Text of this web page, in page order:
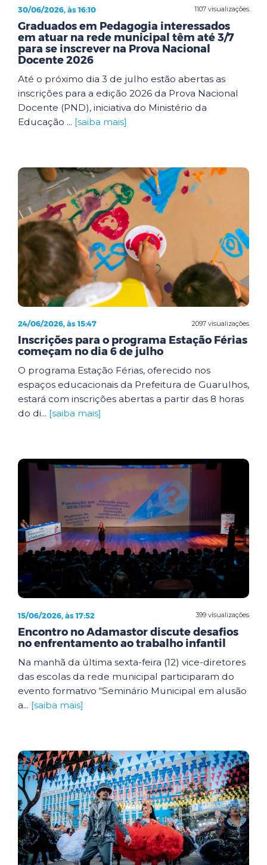
1107 visualizações
30/06/2026, às 16:10
Graduados em Pedagogia interessados
em atuar na rede municipal têm até 3/7
para se inscrever na Prova Nacional
Docente 2026
Até o próximo dia 3 de julho estão abertas as
inscrições para a edição 2026 da Prova Nacional
Docente (PND), iniciativa do Ministério da
Educação ... [saiba mais]
2097 visualizações
24/06/2026, às 15:47
Inscrições para o programa Estação Férias
começam no dia 6 de julho
O programa Estação Férias, oferecido nos
espaços educacionais da Prefeitura de Guarulhos,
estará com inscrições abertas a partir das 8 horas
do di... [saiba mais]
399 visualizações
15/06/2026, às 17:52
Encontro no Adamastor discute desafios
no enfrentamento ao trabalho infantil
Na manhã da última sexta-feira (12) vice-diretores
das escolas da rede municipal participaram do
evento formativo “Seminário Municipal em alusão
a... [saiba mais]